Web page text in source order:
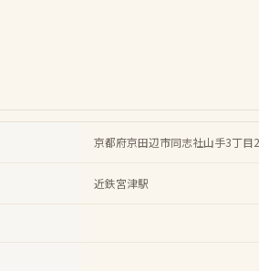
京都府京田辺市同志社山手3丁目
近鉄宮津駅